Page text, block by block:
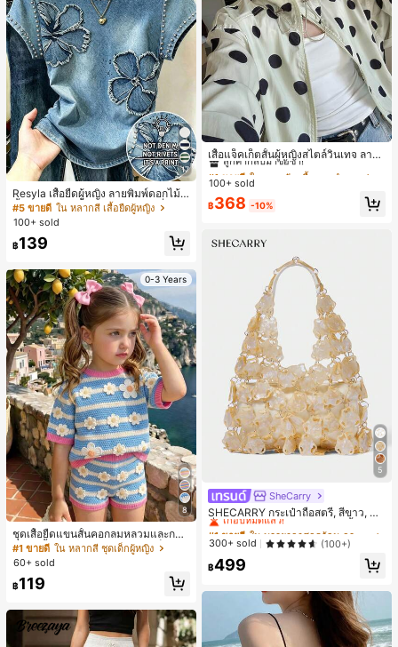
17
Resyla เสื้อยืดผู้หญิง ลายพิมพ์ดอกไม้สี
น้ำเงินวินเทจ เสื้อสำหรับออกไปเที่ยวฤ
ดูร้อน ดีไซน์กราฟิก สบายๆ อเนกประสง
องเที่ยวกลางแจ้ง
#5 ขายดี ใน หลากสี เสื้อยืดผู้หญิง
100+ sold
฿139
0-3 Years
8
ชุดเสื้อยืดแขนสั้นคอกลมหลวมและกาง
เกงขาสั้นไบค์เกอร์รัดรูปสำหรับเด็กผู้ห
ญิง สไตล์มินิมอล เหมาะสำหรับฤดูใบไ
#1 ขายดี ใน หลากสี ชุดเด็กผู้หญิง
60+ sold
฿119
เสื้อแจ็คเก็ตสั้นผู้หญิงสไตล์วินเทจ ลายจุ
ดขนาดใหญ่ คอตั้ง เอวเข้ารูป แขนพอง
ทรงหลวม แฟชั่นอเนกประสงค์ สำหรับใ
ส่ประจำวันและไปเที่ยวพักผ่อน
#1 ขายดี
ใน กระเป๋า เสื้อคลุมลำลอง
ลูกค้ากลับมาซื้อซ้ำ!
#1 ขายดี ใน กระเป๋า เสื้อคลุมลำลอง
ลูกค้ากลับมาซื้อซ้ำ!
#1 ขายดี ใน กระเป๋า เสื้อคลุมลำลอง
ลูกค้ากลับมาซื้อซ้ำ!
#1 ขายดี
ใน กระเป๋า เสื้อคลุมลำลอง
100+ sold
฿368 -10%
5
SheCarry
SHECARRY กระเป๋าถือสตรี, สีขาว, แฟ
ชั่น, สง่างาม, วันหยุด, งานปาร์ตี้
#1 ขายดี
เกือบหมดแล้ว!
#1 ขายดี
เกือบหมดแล้ว!
#1 ขายดี
เกือบหมดแล้ว!
#1 ขายดี
ใน บรรยากาศฤดูร้อน กระเป๋าหูหิ้วด้านบนผู้หญิง
เกือบหมดแล้ว!
300+ sold (100+)
฿499